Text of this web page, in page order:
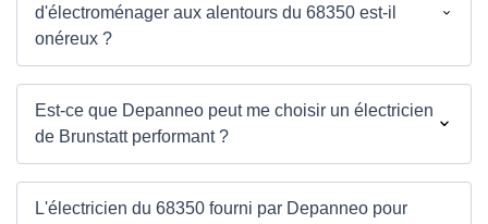
d'électroménager aux alentours du 68350 est-il
onéreux ?
Est-ce que Depanneo peut me choisir un électricien
de Brunstatt performant ?
L'électricien du 68350 fourni par Depanneo pour